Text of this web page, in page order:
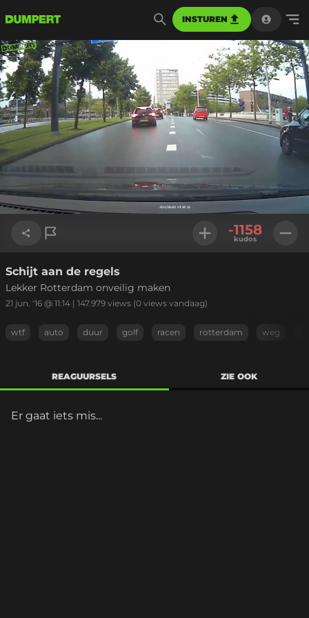
INSTUREN
Geladen:
62.82%
Link kopiëren
-1158
kudos
Schijt aan de regels
Lekker Rotterdam onveilig maken
21 jun. '16 @ 11:14 | 147.979 views (0 views vandaag)
wtf auto duur golf racen rotterdam weg
REAGUURSELS ZIE OOK
Er gaat iets mis...